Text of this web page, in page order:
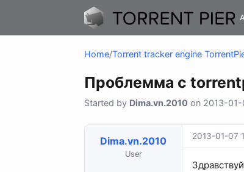
Home/Torrent tracker engine
Проблемма с
Started by Dima.vn.2010 on 2013-01-
Dima.vn.2010
User
2013-01-07